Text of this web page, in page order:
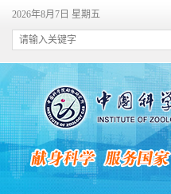
2026年8月7日 星期五